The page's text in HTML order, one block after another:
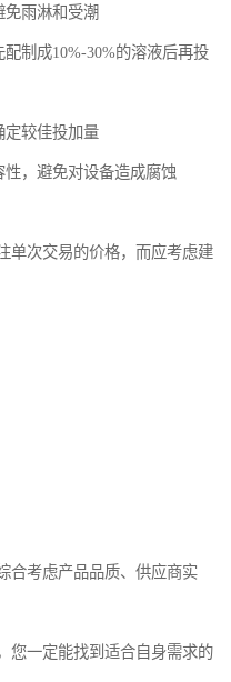
雨淋和受潮
制成10%-30%的溶液后再投
定较佳投加量
，避免对设备造成腐蚀
单次交易的价格，而应考虑建
合考虑产品品质、供应商实
您一定能找到适合自身需求的